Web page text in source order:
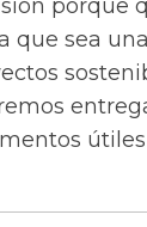
porque
que sea